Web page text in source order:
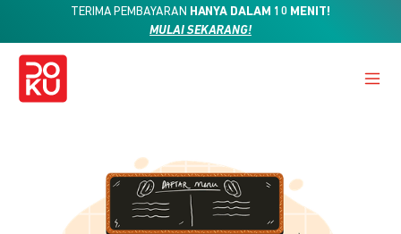
TERIMA PEMBAYARAN HANYA DALAM 10 MENIT!
MULAI SEKARANG!